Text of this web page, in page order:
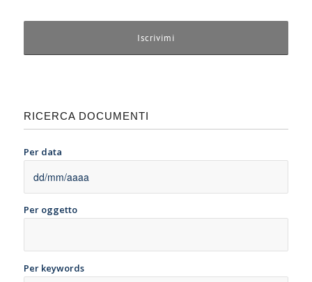
RICERCA DOCUMENTI
Per data
Per oggetto
Per keywords